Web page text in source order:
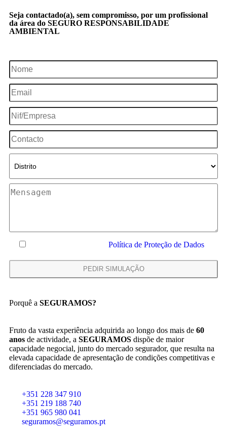
Seja contactado(a), sem compromisso, por um profissional
da área do SEGURO RESPONSABILIDADE
AMBIENTAL
Política de Proteção de Dados
Porquê a SEGURAMOS?
Fruto da vasta experiência adquirida ao longo dos mais de 60
anos de actividade, a SEGURAMOS dispõe de maior
capacidade negocial, junto do mercado segurador, que resulta na
elevada capacidade de apresentação de condições competitivas e
diferenciadas do mercado.
+351 228 347 910
+351 219 188 740
+351 965 980 041
seguramos@seguramos.pt